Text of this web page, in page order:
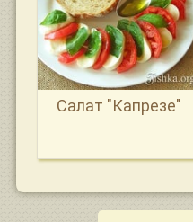
Салат "Капрезе"